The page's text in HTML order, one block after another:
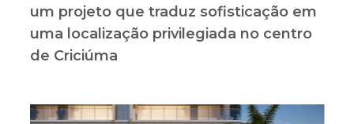
um projeto que traduz sofisticação em
uma localização privilegiada no centro
de Criciúma